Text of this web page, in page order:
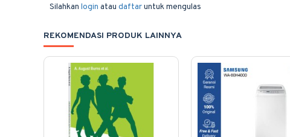
Silahkan login atau daftaruntuk mengulas
REKOMENDASI PRODUK LAINNYA